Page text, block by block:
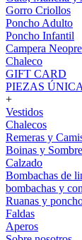
Gorro Criollos
Poncho Adulto
Poncho Infantil
Campera
Chaleco
GIFT CARD
PIEZAS
+
Vestidos
Chalecos
Remeras y
Boinas y
Calzado
Bombachas de
bombachas y
Ruanas y
Faldas
Aperos